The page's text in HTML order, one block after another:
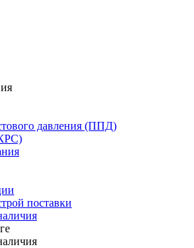
давления (ППД)
поставки